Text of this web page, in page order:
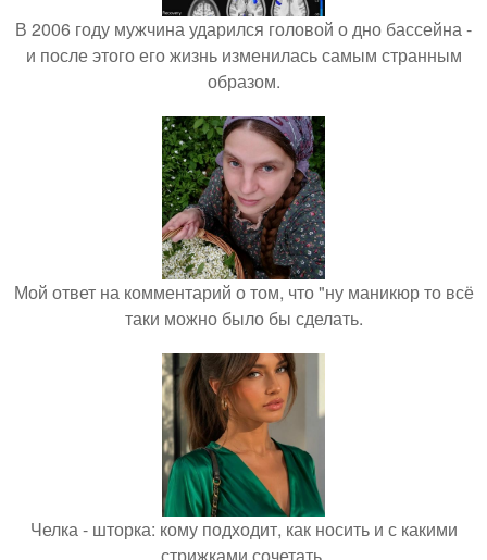
В 2006 году мужчина ударился головой о дно бассейна -
и после этого его жизнь изменилась самым странным
образом.
Мой ответ на комментарий о том, что "ну маникюр то всё
таки можно было бы сделать.
Челка - шторка: кому подходит, как носить и с какими
стрижками сочетать.